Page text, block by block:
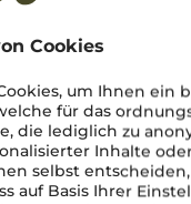
Cookies
um Ihnen ein
für das
die lediglich zu
Inhalte
selbst
auf Basis Ihrer
pro Flasche (0.75l),